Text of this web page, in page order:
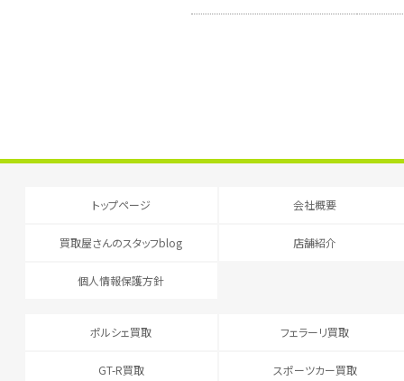
トップページ 会社概要
買取屋さんのスタッフblog 店舗紹介
個人情報保護方針
ポルシェ買取 フェラーリ買取
GT-R買取 スポーツカー買取